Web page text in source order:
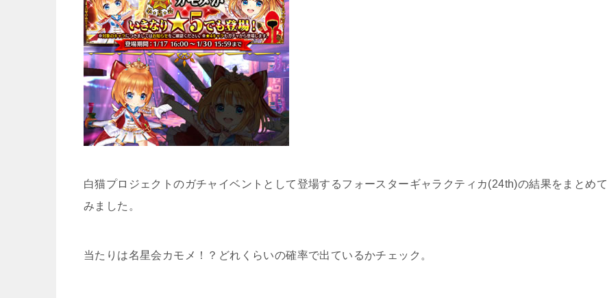
白猫プロジェクトのガチャイベントとして登場するフォースターギャラクティカ(24th)の結果をまとめて
みました。
当たりは名星会カモメ！？どれくらいの確率で出ているかチェック。